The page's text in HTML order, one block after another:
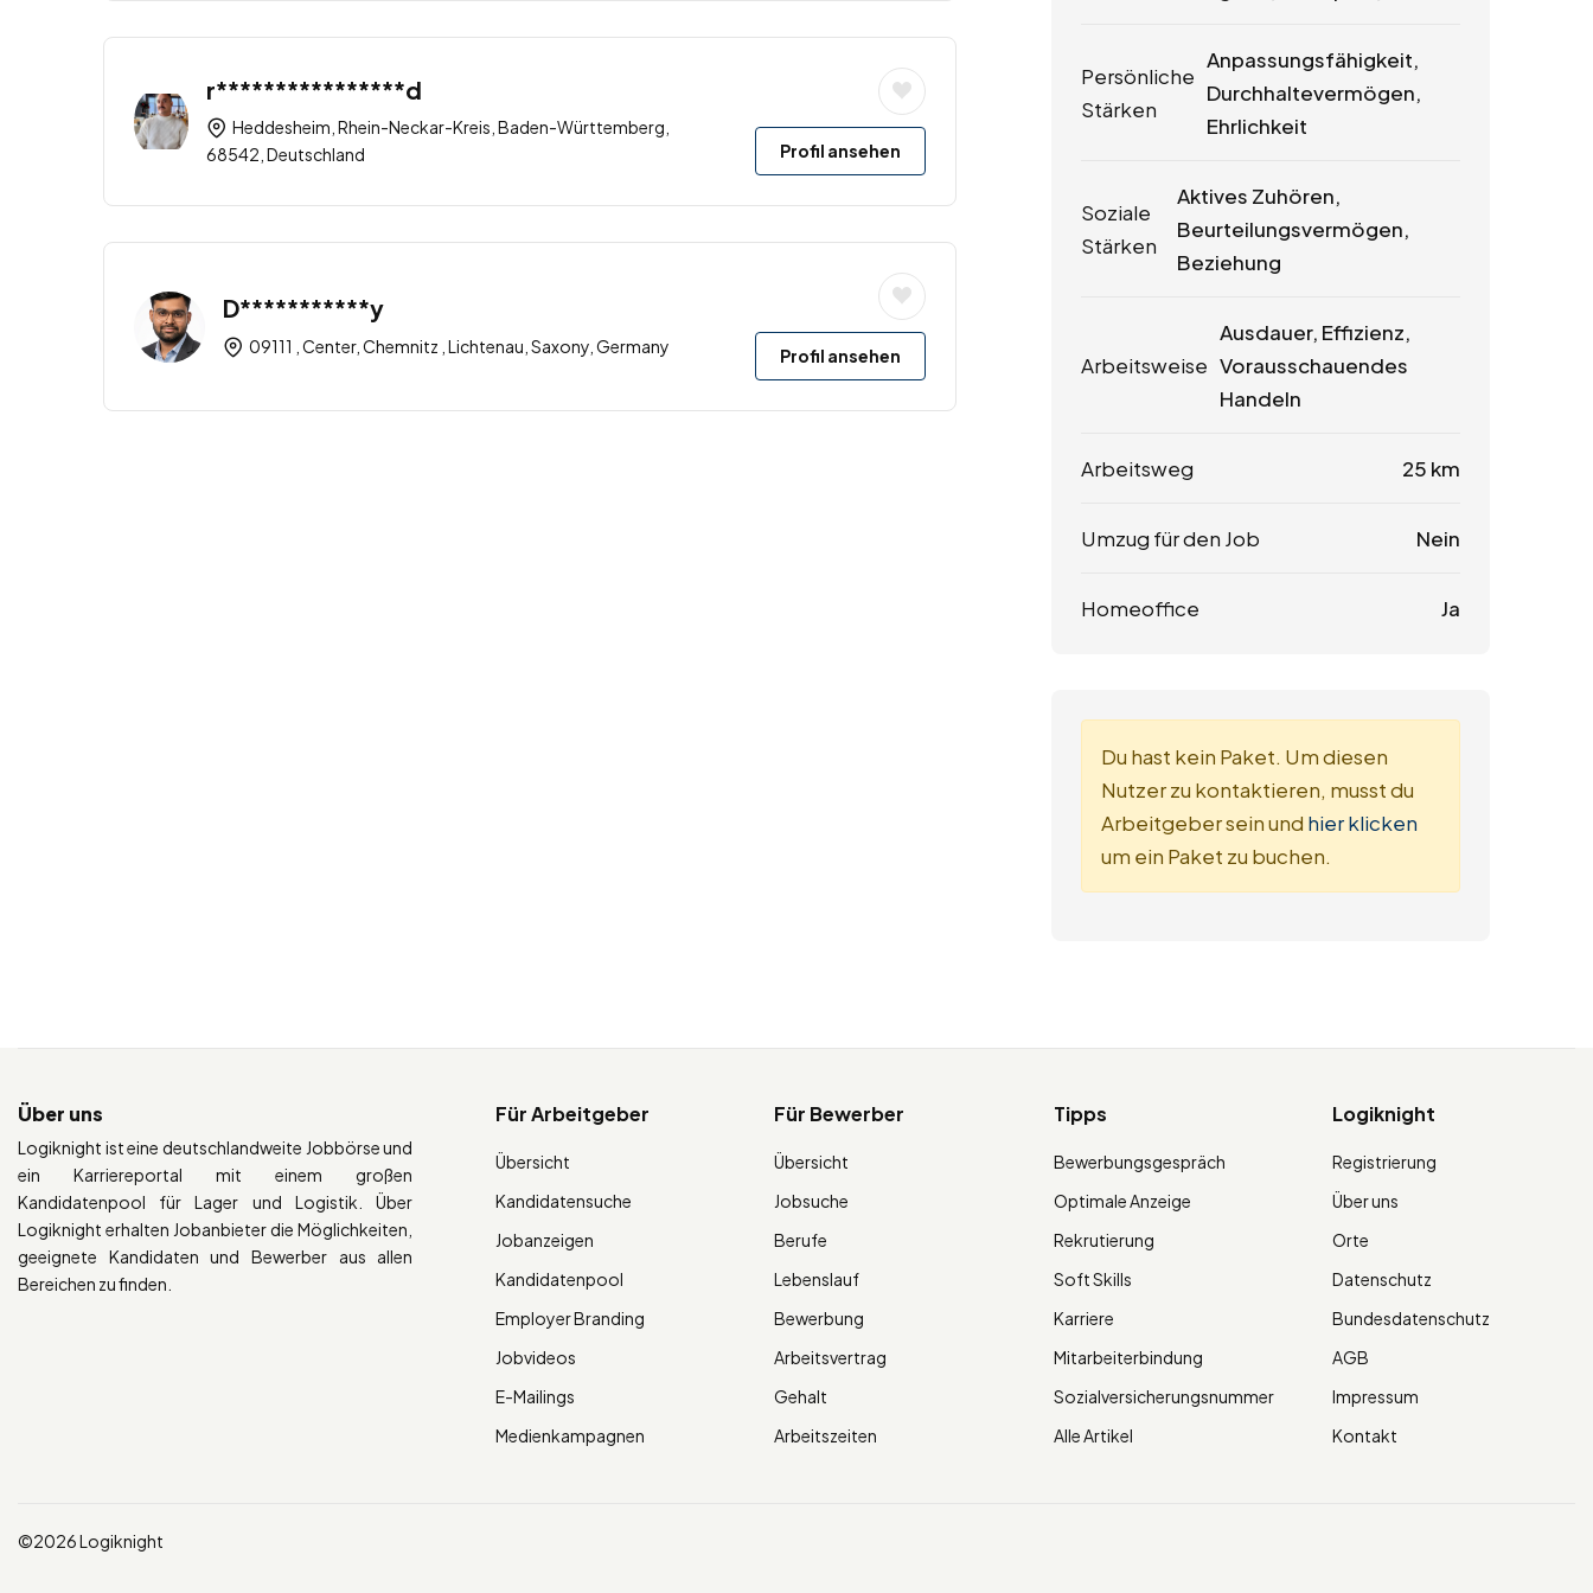
r****************d
Heddesheim, Rhein-Neckar-Kreis, Baden-Württemberg,
68542, Deutschland
Profil ansehen
D***********y
09111 , Center, Chemnitz , Lichtenau, Saxony, Germany Profil ansehen
Persönliche
Stärken
Anpassungsfähigkeit,
Durchhaltevermögen,
Ehrlichkeit
Soziale
Stärken
Aktives Zuhören,
Beurteilungsvermögen,
Beziehung
Arbeitsweise
Ausdauer, Effizienz,
Vorausschauendes
Handeln
Arbeitsweg 25 km
Umzug für den Job Nein
Homeoffice Ja
Du hast kein Paket. Um diesen
Nutzer zu kontaktieren, musst du
Arbeitgeber sein und hier klicken
um ein Paket zu buchen.
Über uns
Logiknight ist eine deutschlandweite Jobbörse und
ein Karriereportal mit einem großen
Kandidatenpool für Lager und Logistik. Über
Logiknight erhalten Jobanbieter die Möglichkeiten,
geeignete Kandidaten und Bewerber aus allen
Bereichen zu finden.
Für Arbeitgeber
Übersicht
Kandidatensuche
Jobanzeigen
Kandidatenpool
Employer Branding
Jobvideos
E-Mailings
Medienkampagnen
Für Bewerber
Übersicht
Jobsuche
Berufe
Lebenslauf
Bewerbung
Arbeitsvertrag
Gehalt
Arbeitszeiten
Tipps
Bewerbungsgespräch
Optimale Anzeige
Rekrutierung
Soft Skills
Karriere
Mitarbeiterbindung
Sozialversicherungsnummer
Alle Artikel
Logiknight
Registrierung
Über uns
Orte
Datenschutz
Bundesdatenschutz
AGB
Impressum
Kontakt
©2026 Logiknight